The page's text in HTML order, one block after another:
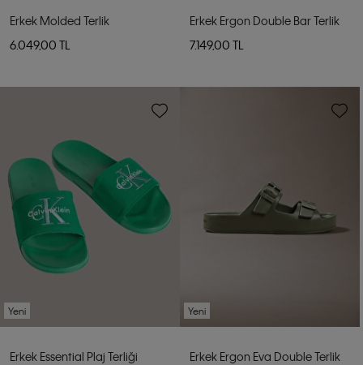
Erkek Molded Terlik
6.049,00 TL
Erkek Ergon Double Bar Terlik
7.149,00 TL
Yeni
Erkek Essential Plaj Terliği
Yeni
Erkek Ergon Eva Double Terlik